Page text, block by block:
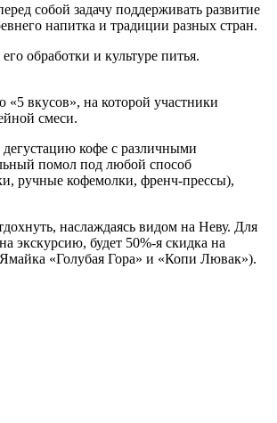
собой задачу поддерживать развитие
напитка и традиции разных стран.
обработки и культуре питья.
вкусов», на которой участники
смеси.
кофе с различными
помол под любой способ
ручные кофемолки, френч-прессы),
наслаждаясь видом на Неву. Для
экскурсию, будет 50%-я скидка на
«Голубая Гора» и «Копи Лювак»).